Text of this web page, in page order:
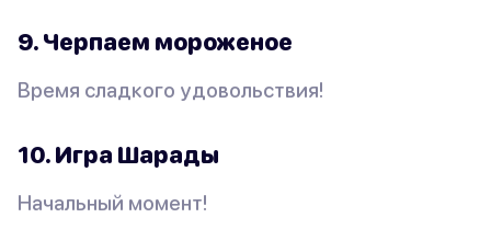
9. Черпаем мороженое
Время сладкого удовольствия!
10. Игра Шарады
Начальный момент!